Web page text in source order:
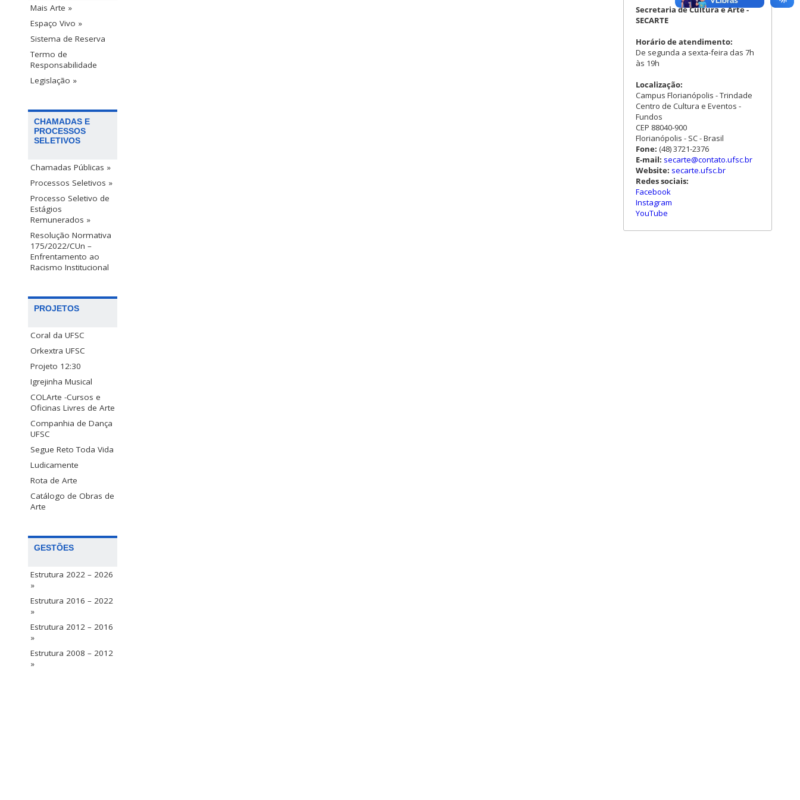
Mais Arte »
Espaço Vivo »
Sistema de Reserva
Termo de
Responsabilidade
Legislação »
CHAMADAS E
PROCESSOS
SELETIVOS
Chamadas Públicas »
Processos Seletivos »
Processo Seletivo de
Estágios
Remunerados »
Resolução Normativa
175/2022/CUn –
Enfrentamento ao
Racismo Institucional
PROJETOS
Coral da UFSC
Orkextra UFSC
Projeto 12:30
Igrejinha Musical
COLArte -Cursos e
Oficinas Livres de Arte
Companhia de Dança
UFSC
Segue Reto Toda Vida
Ludicamente
Rota de Arte
Catálogo de Obras de
Arte
GESTÕES
Estrutura 2022 – 2026
»
Estrutura 2016 – 2022
»
Estrutura 2012 – 2016
»
Estrutura 2008 – 2012
»
Secretaria de Cultura e Arte -
SECARTE
Horário de atendimento:
De segunda a sexta-feira das 7h
às 19h
Localização:
Campus Florianópolis - Trindade
Centro de Cultura e Eventos -
Fundos
CEP 88040-900
Florianópolis - SC - Brasil
Fone: (48) 3721-2376
E-mail: secarte@contato.ufsc.br
Website: secarte.ufsc.br
Redes sociais:
Facebook
Instagram
YouTube